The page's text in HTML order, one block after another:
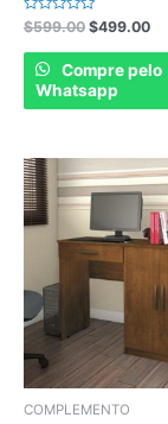
Rated
0
out
$599.00 $499.00
Compre pelo
Whatsapp
COMPLEMENTO